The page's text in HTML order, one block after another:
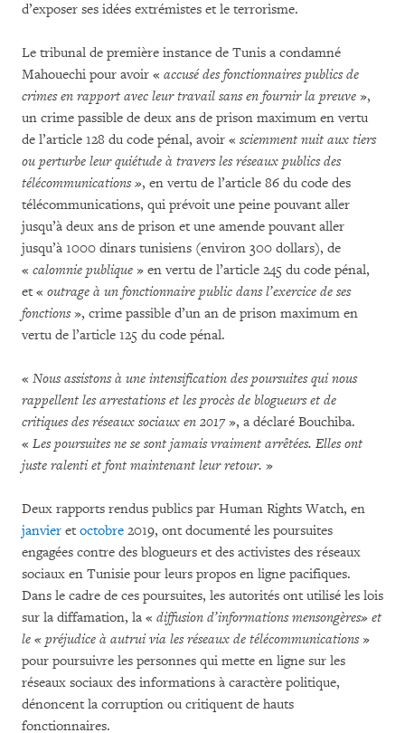
d’exposer ses idées extrémistes et le terrorisme.
Le tribunal de première instance de Tunis a condamné
Mahouechi pour avoir « accusé des fonctionnaires publics de
crimes en rapport avec leur travail sans en fournir la preuve »,
un crime passible de deux ans de prison maximum en vertu
de l’article 128 du code pénal, avoir « sciemment nuit aux tiers
ou perturbe leur quiétude à travers les réseaux publics des
télécommunications », en vertu de l’article 86 du code des
télécommunications, qui prévoit une peine pouvant aller
jusqu’à deux ans de prison et une amende pouvant aller
jusqu’à 1000 dinars tunisiens (environ 300 dollars), de
« calomnie publique » en vertu de l’article 245 du code pénal,
et « outrage à un fonctionnaire public dans l’exercice de ses
fonctions», crime passible d’un an de prison maximum en
vertu de l’article 125 du code pénal.
« Nous assistons à une intensification des poursuites qui nous
rappellent les arrestations et les procès de blogueurs et de
critiques des réseaux sociaux en 2017 », a déclaré Bouchiba.
« Les poursuites ne se sont jamais vraiment arrêtées. Elles ont
juste ralenti et font maintenant leur retour. »
Deux rapports rendus publics par Human Rights Watch, en
janvier et octobre 2019, ont documenté les poursuites
engagées contre des blogueurs et des activistes des réseaux
sociaux en Tunisie pour leurs propos en ligne pacifiques.
Dans le cadre de ces poursuites, les autorités ont utilisé les lois
sur la diffamation, la « diffusion d’informations mensongères» et
le « préjudice à autrui via les réseaux de télécommunications»
pour poursuivre les personnes qui mette en ligne sur les
réseaux sociaux des informations à caractère politique,
dénoncent la corruption ou critiquent de hauts
fonctionnaires.